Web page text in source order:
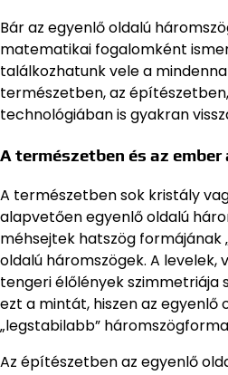
Bár az egyenlő oldalú
matematikai fogalomként
találkozhatunk vele a
természetben, az
technológiában is gyakran
A természetben és az
A természetben sok kristály
alapvetően egyenlő oldalú
méhsejtek hatszög formájának
oldalú háromszögek. A levelek,
tengeri élőlények szimmetriája
ezt a mintát, hiszen az egyenlő
„legstabilabb”
Az építészetben az egyenlő